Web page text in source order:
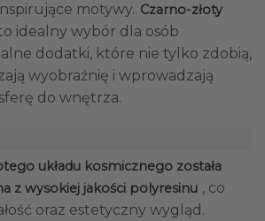
motywy. Czarno-złoty
idealny wybór dla osób
dodatki, które nie tylko zdobią,
wyobraźnię i wprowadzają
do wnętrza.
układu kosmicznego została
z wysokiej jakości polyresinu , co
oraz estetyczny wygląd.